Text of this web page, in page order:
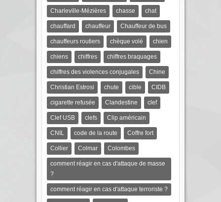
Charleville-Mézières chasse chat
chauffard chauffeur Chauffeur de bus
chauffeurs routiers chèque volé chien
chiens chiffres chiffres braquages
chiffres des violences conjugales Chine
Christian Estrosi chute cible CIDB
cigarette refusée Clandestine clef
Clef USB clefs Clip américain
CNIL code de la route Coffre fort
Collier Colmar Colombes
comment réagir en cas d'attaque de masse
?
comment réagir en cas d'attaque terroriste ?